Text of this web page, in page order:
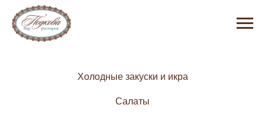
Холодные закуски и икра
Салаты